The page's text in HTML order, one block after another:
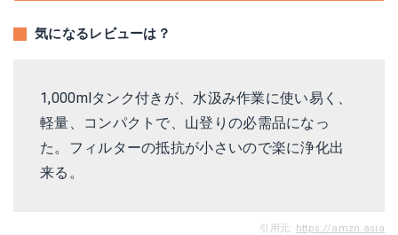
気になるレビューは？
1,000mlタンク付きが、水汲み作業に使い易く、
軽量、コンパクトで、山登りの必需品になっ
た。フィルターの抵抗が小さいので楽に浄化出
来る。
引用元: https://amzn.asia